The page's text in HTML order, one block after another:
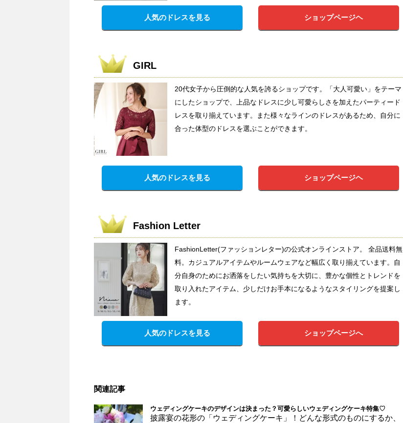
人気のドレスを見る ショップページヘ
GIRL
20代女子から圧倒的な人気を誇るショップです。「大人可愛い」をテーマ
にしたショップで、上品なドレスに少し可愛らしさを加えたパーティード
レスを取り揃えています。また様々なラインのドレスがあるため、自分に
合った体型のドレスを選ぶことができます。
人気のドレスを見る ショップページヘ
Fashion Letter
FashionLetter(ファッションレター)の公式オンラインストア。 全品送料無
料。カジュアルアイテムやルームウェアなど幅広く取り揃えています。自
分自身のためにお洒落をしたい気持ちを大切に、豊かな個性とトレンドを
取り入れたアイテム、少しだけお手本になるようなスタイリングを提案し
ます。
人気のドレスを見る ショップページへ
関連記事
ウェディングケーキのデザインは決まった？可愛らしいウェディングケーキ特集♡
披露宴の花形の「ウェディングケーキ」！どんな形式のものにするか、